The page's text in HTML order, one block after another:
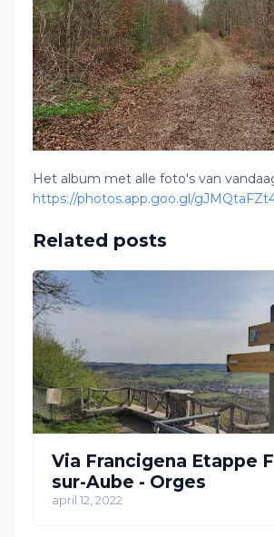
Het album met alle foto's van
https://photos.app.goo.gl/
Related posts
Via Francigena Etappe
sur-Aube - Orges
april 12, 2022